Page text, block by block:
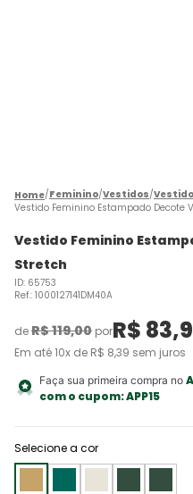
Feminino Vestidos
Vestido Feminino Estampado Decote
Vestido Feminino
Stretch
ID: 65753
Ref.: 1000127141DM40A
deR$119,00 porR$ 83,
Em até10x de R$ 8,39 sem juros
Faça sua primeira compra no
com o cupom:APP15
Selecione a cor